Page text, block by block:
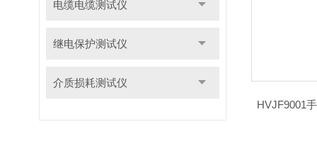
电缆电缆测试仪
继电保护测试仪
介质损耗测试仪
HVJF9001